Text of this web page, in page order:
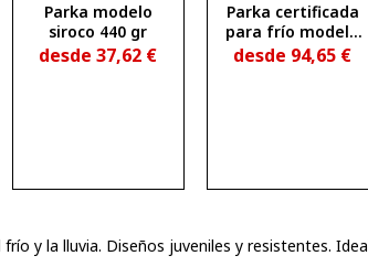
Parka modelo
siroco 440 gr
desde37,62 €
Parka certificada
para frío modelo
boreas 700 gr
desde 94,65 €
y la lluvia. Diseños juveniles y resistentes.